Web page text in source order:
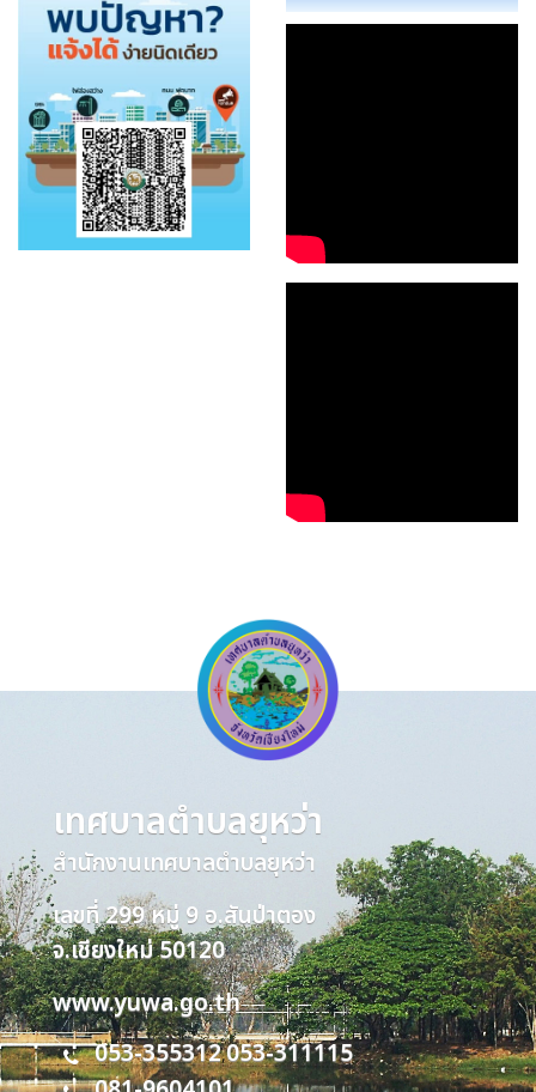
เทศบาลตำบลยุหว่า
สำนักงานเทศบาลตำบลยุหว่า
เลขที่ 299 หมู่ 9 อ.สันป่าตอง
จ.เชียงใหม่ 50120
www.yuwa.go.th
053-355312,053-311115